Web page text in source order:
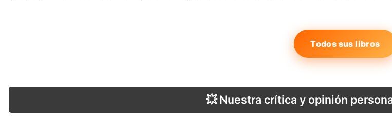
Todos sus libros
💥 Nuestra crítica y opinión